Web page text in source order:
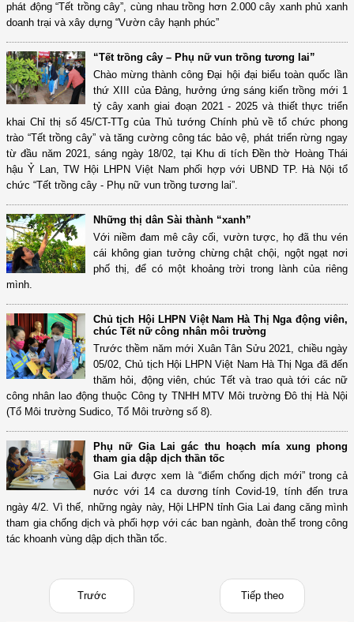
phát động “Tết trồng cây”, cùng nhau trồng hơn 2.000 cây xanh phủ xanh
doanh trại và xây dựng “Vườn cây hạnh phúc”
“Tết trồng cây – Phụ nữ vun trồng tương lai”
Chào mừng thành công Đại hội đại biểu toàn quốc lần
thứ XIII của Đảng, hưởng ứng sáng kiến trồng mới 1
tỷ cây xanh giai đoạn 2021 - 2025 và thiết thực triển
khai Chỉ thị số 45/CT-TTg của Thủ tướng Chính phủ về tổ chức phong
trào “Tết trồng cây” và tăng cường công tác bảo vệ, phát triển rừng ngay
từ đầu năm 2021, sáng ngày 18/02, tại Khu di tích Đền thờ Hoàng Thái
hậu Ỷ Lan, TW Hội LHPN Việt Nam phối hợp với UBND TP. Hà Nội tổ
chức “Tết trồng cây - Phụ nữ vun trồng tương lai”.
Những thị dân Sài thành “xanh”
Với niềm đam mê cây cối, vườn tược, họ đã thu vén
cái không gian tưởng chừng chật chội, ngột ngạt nơi
phố thị, để có một khoảng trời trong lành của riêng
mình.
Chủ tịch Hội LHPN Việt Nam Hà Thị Nga động viên,
chúc Tết nữ công nhân môi trường
Trước thềm năm mới Xuân Tân Sửu 2021, chiều ngày
05/02, Chủ tịch Hội LHPN Việt Nam Hà Thị Nga đã đến
thăm hỏi, động viên, chúc Tết và trao quà tới các nữ
công nhân lao động thuộc Công ty TNHH MTV Môi trường Đô thị Hà Nội
(Tổ Môi trường Sudico, Tổ Môi trường số 8).
Phụ nữ Gia Lai gác thu hoạch mía xung phong
tham gia dập dịch thần tốc
Gia Lai được xem là “điểm chống dịch mới” trong cả
nước với 14 ca dương tính Covid-19, tính đến trưa
ngày 4/2. Vì thế, những ngày này, Hội LHPN tỉnh Gia Lai đang căng mình
tham gia chống dịch và phối hợp với các ban ngành, đoàn thể trong công
tác khoanh vùng dập dịch thần tốc.
Trước Tiếp theo